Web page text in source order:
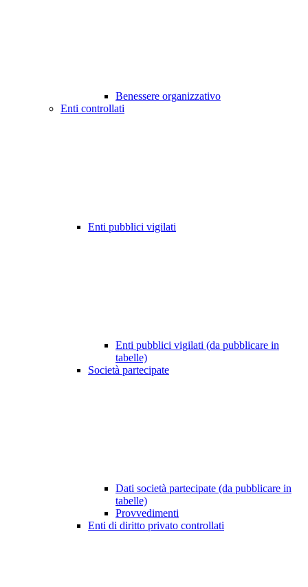
Benessere organizzativo
Enti controllati
Enti pubblici vigilati
Enti pubblici vigilati (da pubblicare in
tabelle)
Società partecipate
Dati società partecipate (da pubblicare in
tabelle)
Provvedimenti
Enti di diritto privato controllati